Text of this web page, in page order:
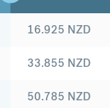
16.925 NZD
33.855 NZD
50.785 NZD